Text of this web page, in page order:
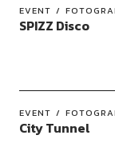
EVENT
SPIZZ Disco
EVENT
City Tunnel